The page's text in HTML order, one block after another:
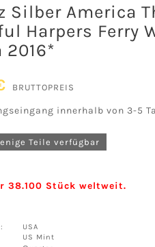
Silber America
Harpers Ferry
BRUTTOPREIS
innerhalb von 3-5
Teile verfügbar
38.100 Stück weltweit.
USA
US Mint